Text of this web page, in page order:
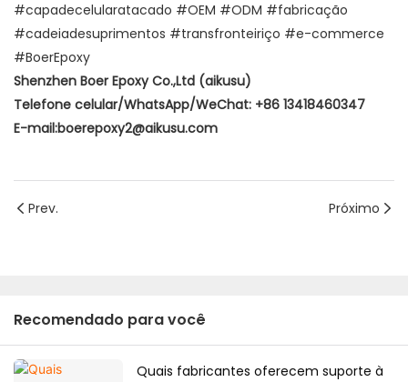
#capadecelularatacado #OEM #ODM #fabricação
#cadeiadesuprimentos #transfronteiriço #e-commerce
#BoerEpoxy
Shenzhen Boer Epoxy Co.,Ltd (aikusu)
Telefone celular/WhatsApp/WeChat: +86 13418460347
E-mail:boerepoxy2@aikusu.com
Prev. Próximo
Recomendado para você
Quais fabricantes oferecem suporte à